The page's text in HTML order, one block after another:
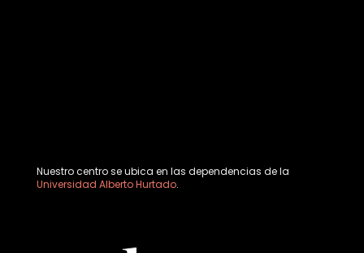
Nuestro centro se ubica en las dependencias de la
Universidad Alberto Hurtado.